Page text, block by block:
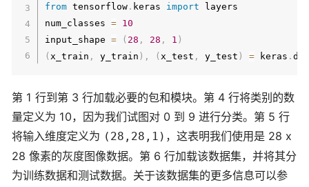
from tensorflow . keras import layers
num_classes = 10
input_shape = ( 28 , 28 , 1 )
( x_train , y_train ) , ( x_test , y_test ) = keras .
第 1 行到第 3 行加载必要的包和模块。第 4 行将类别的数
量定义为 10，因为我们试图对 0 到 9 进行分类。第 5 行
将输入维度定义为 (28,28,1) ，这表明我们使用是 28 x
28 像素的灰度图像数据。第 6 行加载该数据集，并将其分
为训练数据和测试数据。关于该数据集的更多信息可以参